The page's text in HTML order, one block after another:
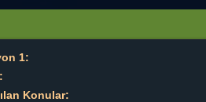
1:
Konular: